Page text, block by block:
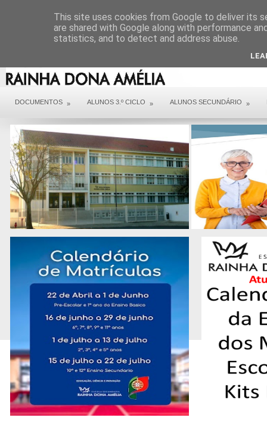
DOCUMENTOS » ALUNOS 3.º CICLO » ALUNOS SECUNDÁRIO »
This site uses cookies from Google to deliver its
are shared with Google along with performance
statistics, and to detect and address abuse.